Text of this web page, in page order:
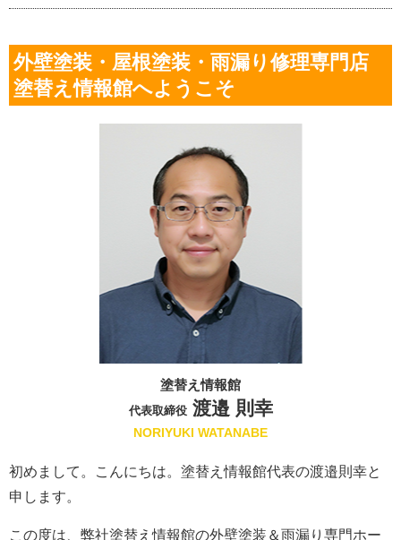
外壁塗装・屋根塗装・雨漏り修理専門店
塗替え情報館へようこそ
塗替え情報館
代表取締役渡邉 則幸
NORIYUKI WATANABE
初めまして。こんにちは。塗替え情報館代表の渡邉則幸と
申します。
この度は、弊社塗替え情報館の外壁塗装＆雨漏り専門ホー